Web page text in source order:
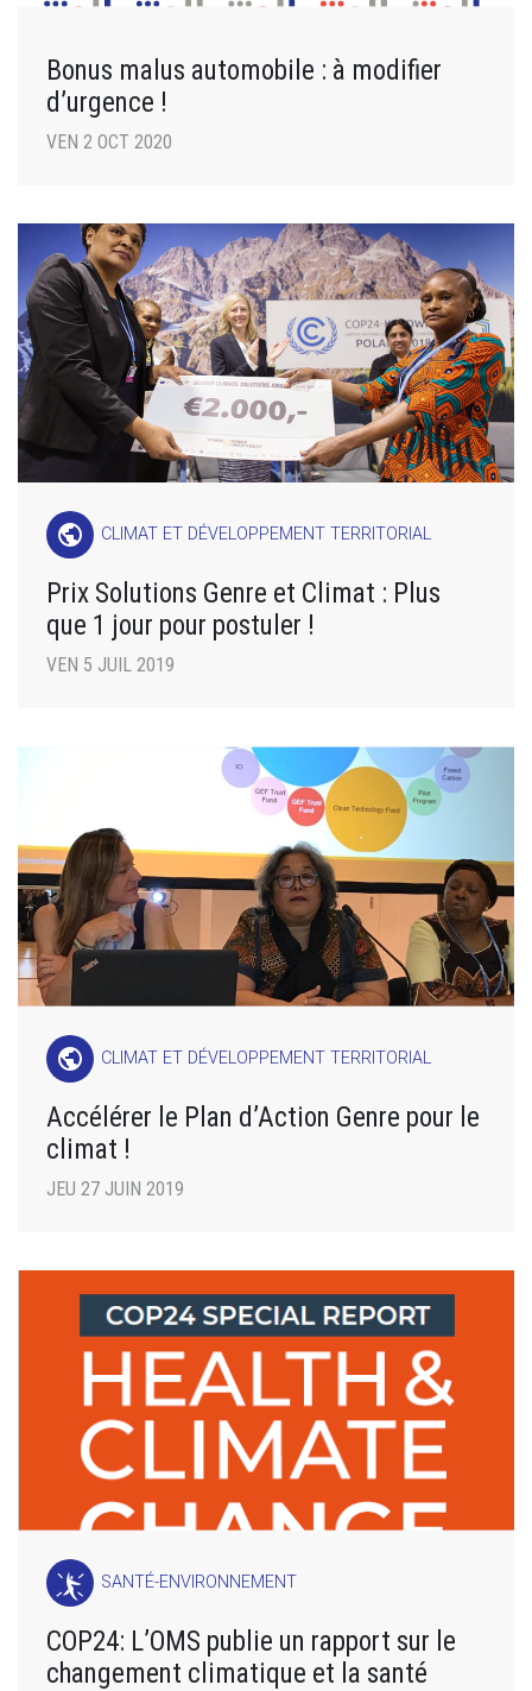
Bonus malus automobile : à modifier
d’urgence !
VEN 2 OCT 2020
public CLIMAT ET DÉVELOPPEMENT TERRITORIAL
Prix Solutions Genre et Climat : Plus
que 1 jour pour postuler !
VEN 5 JUIL 2019
public CLIMAT ET DÉVELOPPEMENT TERRITORIAL
Accélérer le Plan d’Action Genre pour le
climat !
JEU 27 JUIN 2019
SANTÉ-ENVIRONNEMENT
COP24: L’OMS publie un rapport sur le
changement climatique et la santé